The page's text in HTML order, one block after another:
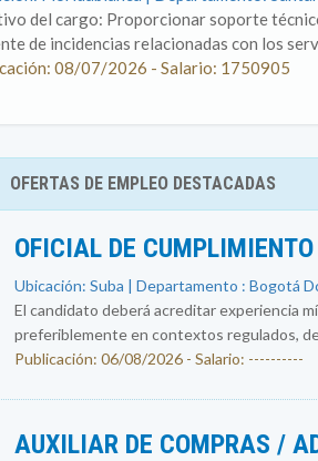
del cargo: Proporcionar soporte
de incidencias relacionadas con los
08/07/2026 - Salario: 1750905
OFERTAS DE EMPLEO DESTACADAS
OFICIAL DE CUMPLIMIENTO
Ubicación: Suba | Departamento : Bogotá
El candidato deberá acreditar experiencia
preferiblemente en contextos regulados,
Publicación: 06/08/2026 - Salario: ----------
AUXILIAR DE COMPRAS /